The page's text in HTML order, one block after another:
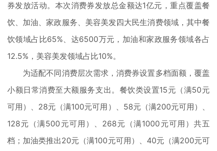
券发放活动。本次消费券发放总金额达1亿元，重点覆盖餐
饮、加油、家政服务、美容美发四大民生消费领域，其中餐
饮领域占比65%、达6500万元，加油和家政服务领域各占
12.5%，美容美发领域占比10%。
为适配不同消费层次需求，消费券设置多档面额，覆盖
小额日常消费至大额服务支出。餐饮类设置15元（满50元
可用）、28元（满100元可用）、58元（满200元可用）、
128元（满500元可用）、268元（满1000元可用）共五
档；加油类推出20元（满100元可用）、40元（满200元可